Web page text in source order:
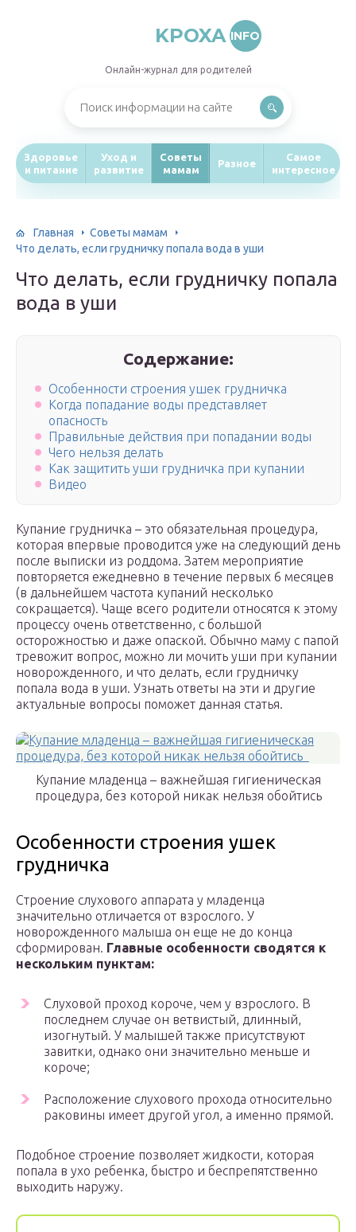
KPOXA INFO
Онлайн-журнал для родителей
Здоровье
и питание
Уход и
развитие
Советы
мамам
Разное
Самое
интересное
Главная
Советы мамам
Что делать, если грудничку попала вода в уши
Что делать, если грудничку попала
вода в уши
Содержание:
Особенности строения ушек грудничка
Когда попадание воды представляет
опасность
Правильные действия при попадании воды
Чего нельзя делать
Как защитить уши грудничка при купании
Видео
Купание грудничка – это обязательная процедура,
которая впервые проводится уже на следующий день
после выписки из роддома. Затем мероприятие
повторяется ежедневно в течение первых 6 месяцев
(в дальнейшем частота купаний несколько
сокращается). Чаще всего родители относятся к этому
процессу очень ответственно, с большой
осторожностью и даже опаской. Обычно маму с папой
тревожит вопрос, можно ли мочить уши при купании
новорожденного, и что делать, если грудничку
попала вода в уши. Узнать ответы на эти и другие
актуальные вопросы поможет данная статья.
Купание младенца – важнейшая гигиеническая
процедура, без которой никак нельзя обойтись
Особенности строения ушек
грудничка
Строение слухового аппарата у младенца
значительно отличается от взрослого. У
новорожденного малыша он еще не до конца
сформирован. Главные особенности сводятся к
нескольким пунктам:
Слуховой проход короче, чем у взрослого. В
последнем случае он ветвистый, длинный,
изогнутый. У малышей также присутствуют
завитки, однако они значительно меньше и
короче;
Расположение слухового прохода относительно
раковины имеет другой угол, а именно прямой.
Подобное строение позволяет жидкости, которая
попала в ухо ребенка, быстро и беспрепятственно
выходить наружу.